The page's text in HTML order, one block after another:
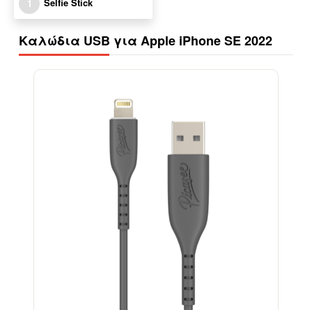
1
Καλώδια USB για Apple iPhone SE 2022